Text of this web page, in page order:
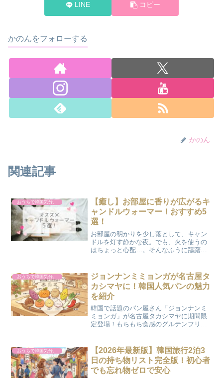
LINE コピー
かのんをフォローする
かのん
関連記事
おうちで韓国気分。
【癒し】お部屋に香りが広がるキ
ャンドルウォーマー！おすすめ5
選！
お部屋の明かりを少し落として、キャン
ドルを灯す静かな夜。でも、火を使うの
はちょっと心配…。そんなふうに躊躇し
さえあれば、おうち時間がもっと好きに
なる！」と愛用者が急増し...
おうちで韓国気分。
ジョンナンミミョンガが名古屋タ
カシマヤに！韓国人気パンの魅力
を紹介
韓国で話題のパン屋さん「ジョンナンミ
ミョンガ」が名古屋タカシマヤに期間限
定登場！もちもち食感のグルテンフリー
と気になっていた方も必見の可愛らしい
パンの世界を覗いてみませんか？
おうちで韓国気分。
【2026年最新版】韓国旅行2泊3
日の持ち物リスト完全版！初心者
でも忘れ物ゼロで安心